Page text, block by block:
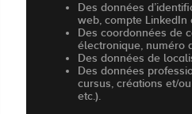
Des données
web, compte LinkedIn
Des coordonnées de
électronique, numéro
Des données de
Des données
cursus, créations et/
etc.).